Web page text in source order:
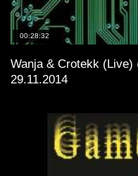
00:28:32
Wanja & Crotekk (Live)
29.11.2014